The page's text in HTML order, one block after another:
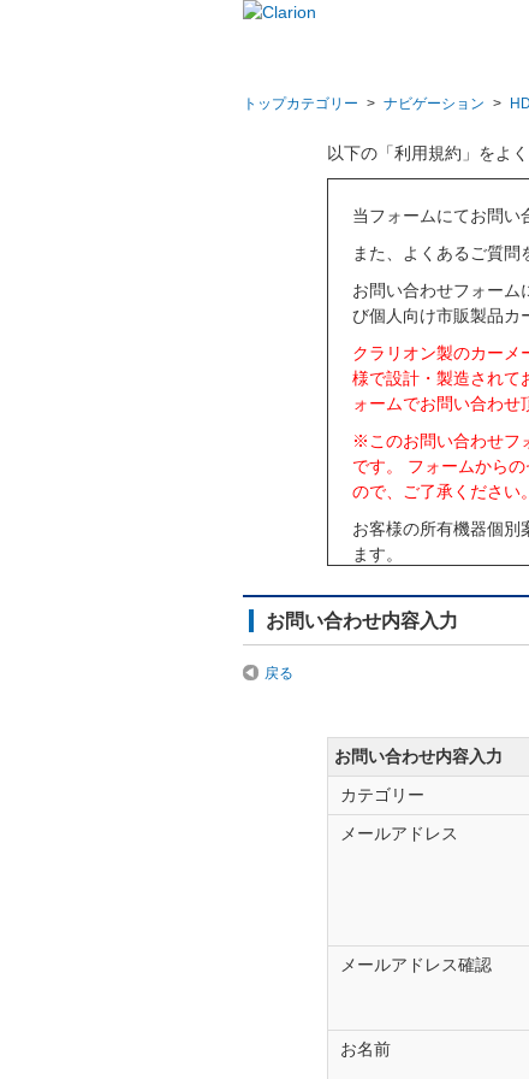
トップカテゴリー > ナビゲーション >
以下の「利用規約」をよ
当フォームにてお問い
また、よくあるご質問
お問い合わせフォーム
び個人向け市販製品カ
クラリオン製のカーメ
様で設計・製造されて
ォームでお問い合わせ
※このお問い合わせフ
です。 フォームから
ので、ご了承ください。
お客様の所有機器個別
ます。
「製造番号（シリアル
必要）に記載、カーナ
登録製品以外のお
載機器など）
ご回答をお急ぎの場
フォルシアク
TEL：0120-112-140 (
携帯電話からもご利用
FAX：048-601-3807
※FAXでのお問い合わ
旧ザナヴィ・インフォ
クラリオン製のカーメ
お問い合わせ内容入力
戻る
お問い合わせ内容入力
カテゴリー
メールアドレス
メールアドレス確認
お名前